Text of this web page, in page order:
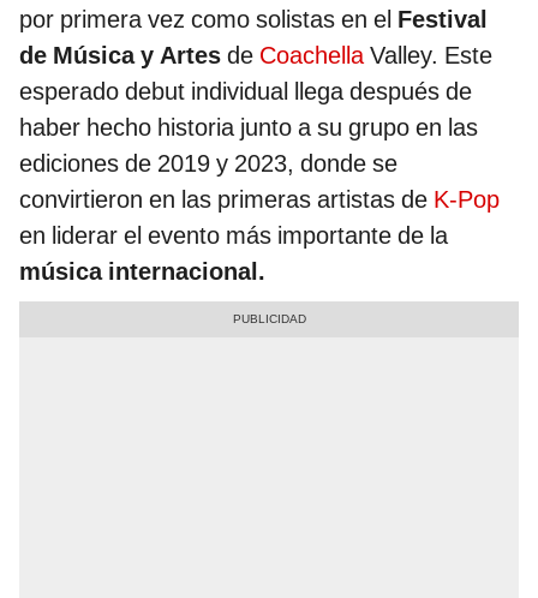
por primera vez como solistas en el Festival
de Música y Artes de CoachellaValley. Este
esperado debut individual llega después de
haber hecho historia junto a su grupo en las
ediciones de 2019 y 2023, donde se
convirtieron en las primeras artistas de K-Pop
en liderar el evento más importante de la
música internacional.